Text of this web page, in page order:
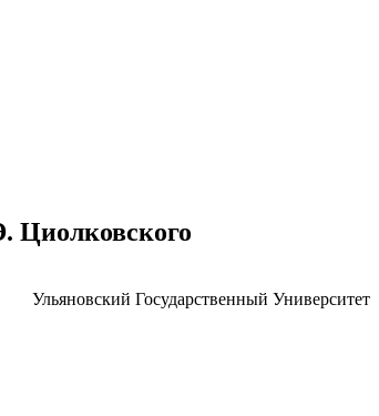
Циолковского
Ульяновский Государственный Университет